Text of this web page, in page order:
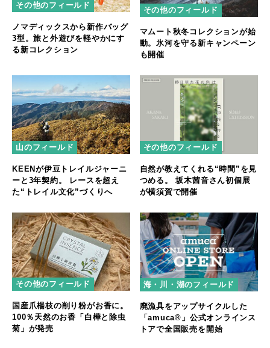
その他のフィールド
ノマディックスから新作バッグ
3型。旅と外遊びを軽やかにす
る新コレクション
その他のフィールド
マムート秋冬コレクションが始
動。氷河を守る新キャンペーン
も開催
山のフィールド
KEENが伊豆トレイルジャーニ
ーと3年契約。 レースを超え
た“トレイル文化”づくりへ
その他のフィールド
自然が教えてくれる“時間”を見
つめる。 坂木茜音さん初個展
が横須賀で開催
その他のフィールド
国産爪楊枝の削り粉がお香に。
100％天然のお香「白樺と除虫
菊」が発売
海・川・湖のフィールド
廃漁具をアップサイクルした
「amuca®」公式オンラインス
トアで全国販売を開始